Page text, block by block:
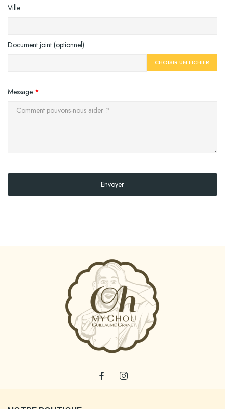
Ville
Document joint (optionnel)
CHOISIR UN FICHIER
Message *